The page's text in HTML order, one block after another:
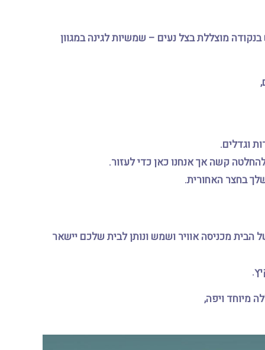
מוצללת בצל נעים – שמשיות לגינה במגוון
וגדלים.
קשה אך אנחנו כאן כדי לעזור.
בחצר האחורית.
מכניסה אוויר ושמש ונותן לבית שלכם יישאר
מיוחד ויפה,